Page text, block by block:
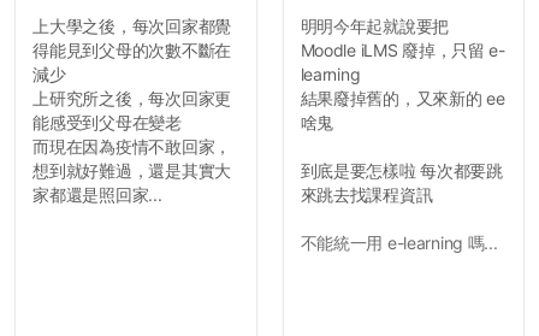
上大學之後，每次回家都覺
得能見到父母的次數不斷在
減少
上研究所之後，每次回家更
能感受到父母在變老
而現在因為疫情不敢回家，
想到就好難過，還是其實大
家都還是照回家...
明明今年起就說要把
Moodle iLMS 廢掉，只留 e-
learning
結果廢掉舊的，又來新的 ee
啥鬼
到底是要怎樣啦 每次都要跳
來跳去找課程資訊
不能統一用 e-learning 嗎...